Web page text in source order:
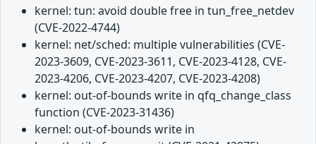
kernel: tun: avoid double free in tun_free_netdev
(CVE-2022-4744)
kernel: net/sched: multiple vulnerabilities (CVE-
2023-3609, CVE-2023-3611, CVE-2023-4128, CVE-
2023-4206, CVE-2023-4207, CVE-2023-4208)
kernel: out-of-bounds write in qfq_change_class
function (CVE-2023-31436)
kernel: out-of-bounds write in